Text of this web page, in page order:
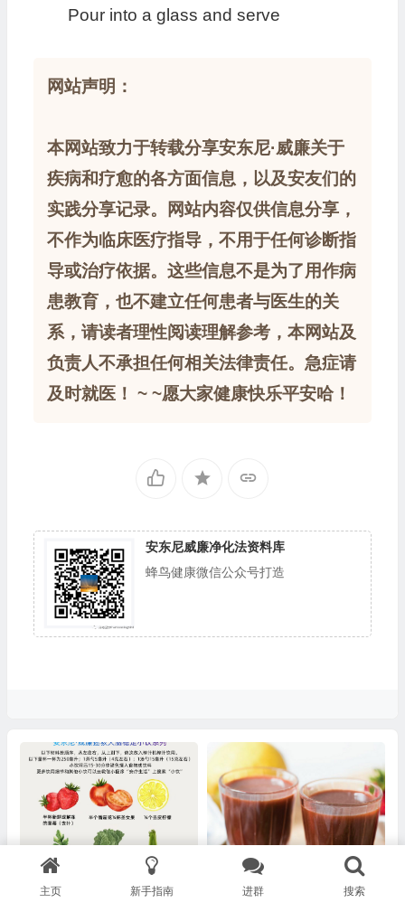
Pour into a glass and serve
网站声明：
本网站致力于转载分享安东尼·威廉关于
疾病和疗愈的各方面信息，以及安友们的
实践分享记录。网站内容仅供信息分享，
不作为临床医疗指导，不用于任何诊断指
导或治疗依据。这些信息不是为了用作病
患教育，也不建立任何患者与医生的关
系，请读者理性阅读理解参考，本网站及
负责人不承担任何相关法律责任。急症请
及时就医！ ~ ~愿大家健康快乐平安哈！
安东尼威廉净化法资料库
蜂鸟健康微信公众号打造
【稳定】6.稳定小饮-关系破裂
大脑疗愈小饮（稳定系列） 关
主页 新手指南 进群 搜索